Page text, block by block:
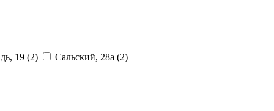
19 (2) Сальский, 28a (2)